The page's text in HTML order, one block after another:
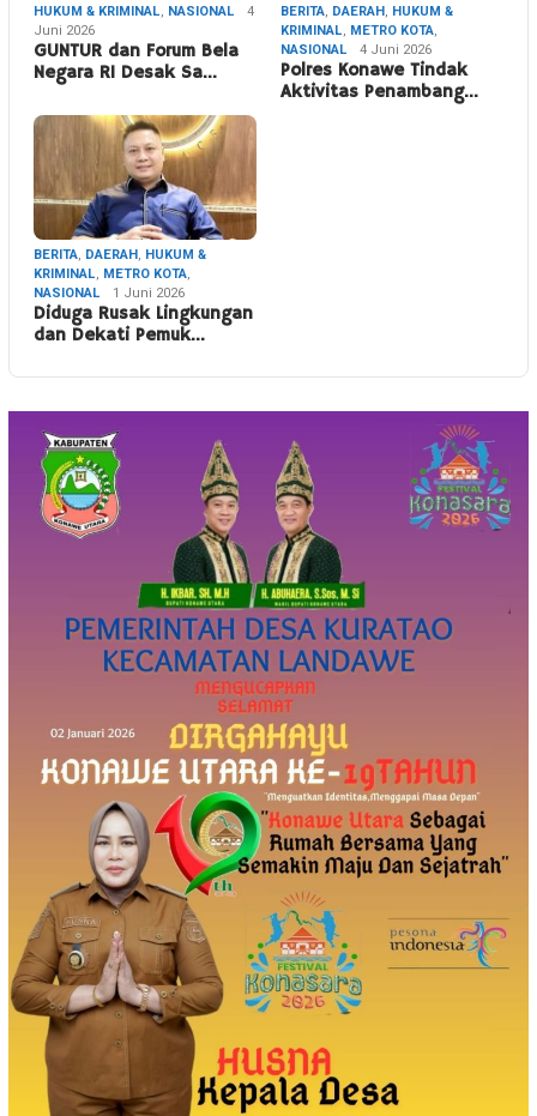
HUKUM & KRIMINAL, NASIONAL
4
Juni 2026
GUNTUR dan Forum Bela
Negara RI Desak Sa…
BERITA, DAERAH, HUKUM &
KRIMINAL, METRO KOTA,
NASIONAL
4 Juni 2026
Polres Konawe Tindak
Aktivitas Penambang…
BERITA, DAERAH, HUKUM &
KRIMINAL, METRO KOTA,
NASIONAL
1 Juni 2026
Diduga Rusak Lingkungan
dan Dekati Pemuk…